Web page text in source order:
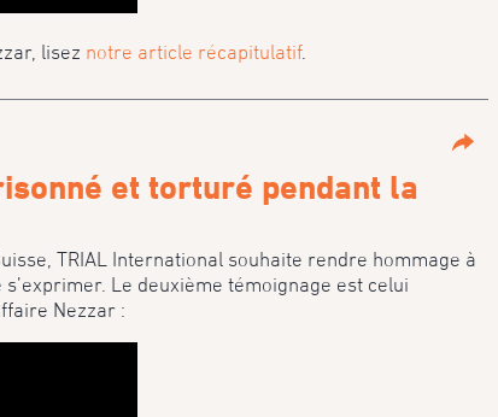
lisez notre article récapitulatif.
et torturé pendant la
TRIAL International souhaite rendre hommage à
Le deuxième témoignage est celui
Nezzar :